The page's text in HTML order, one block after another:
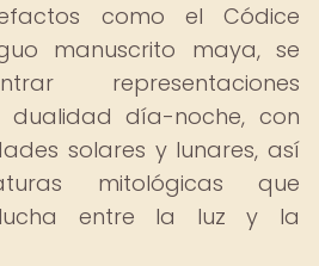
como el Códice
manuscrito maya, se
representaciones
día-noche, con
solares y lunares, así
mitológicas que
lucha entre la luz y la